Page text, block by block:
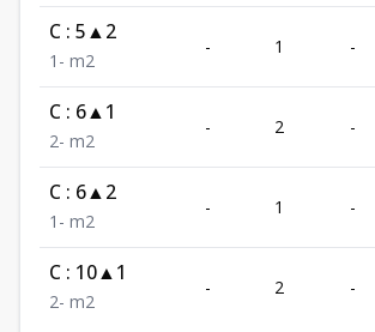
C : 5▲2
1 - m2
- 1 -
C : 6▲1
2- m2
- 2 -
C : 6▲2
1 - m2
- 1 -
C : 10▲1
2- m2
- 2 -